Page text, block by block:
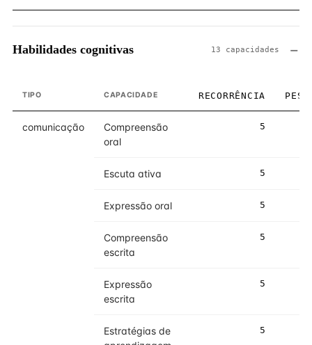
Habilidades cognitivas 13 capacidades
TIPO CAPACIDADE RECORRÊNCIA PESO
comunicação
Compreensão
oral
5
Escuta ativa 5
Expressão oral 5
Compreensão
escrita
5
Expressão
escrita
5
Estratégias de
5